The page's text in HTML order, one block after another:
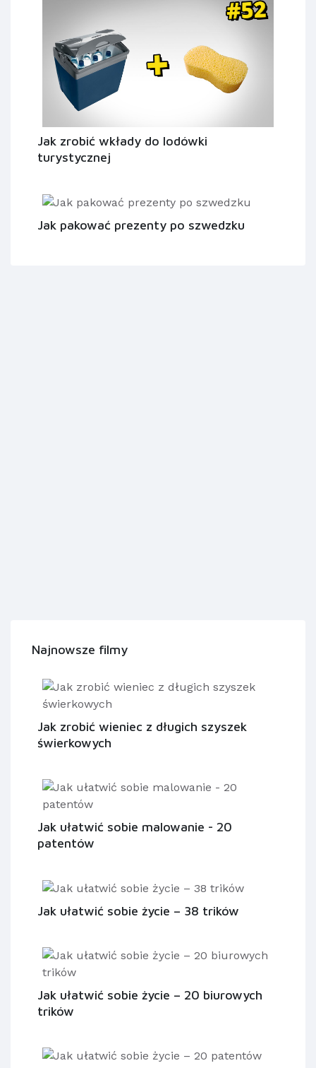
Jak zrobić wkłady do lodówki
turystycznej
Jak pakować prezenty po szwedzku
Najnowsze filmy
Jak zrobić wieniec z długich szyszek
świerkowych
Jak ułatwić sobie malowanie - 20
patentów
Jak ułatwić sobie życie – 38 trików
Jak ułatwić sobie życie – 20 biurowych
trików